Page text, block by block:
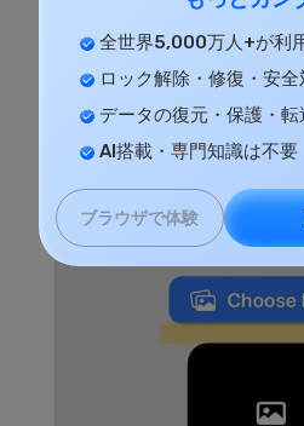
全世界5,000万人+が利
ロック解除・修復・安
データの復元・保護・転
AI搭載・専門知識は不要
ブラウザで体験